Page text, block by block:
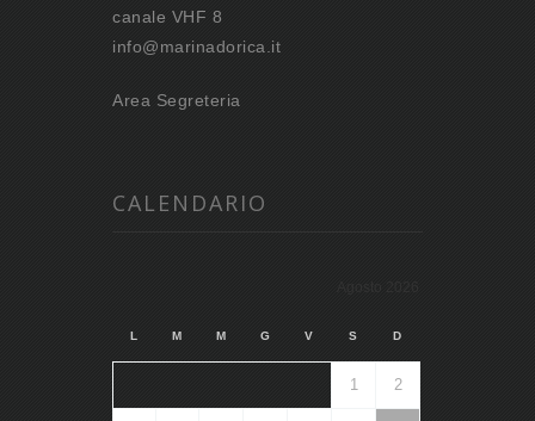
canale VHF 8
info@marinadorica.it
Area Segreteria
CALENDARIO
L M M G V S D
1 2